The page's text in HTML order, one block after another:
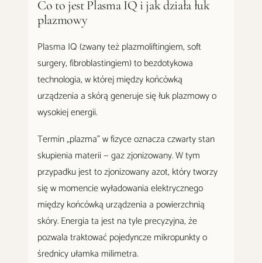
Co to jest Plasma IQ i jak działa łuk
plazmowy
Plasma IQ (zwany też plazmoliftingiem, soft
surgery, fibroblastingiem) to bezdotykowa
technologia, w której między końcówką
urządzenia a skórą generuje się łuk plazmowy o
wysokiej energii.
Termin „plazma" w fizyce oznacza czwarty stan
skupienia materii — gaz zjonizowany. W tym
przypadku jest to zjonizowany azot, który tworzy
się w momencie wyładowania elektrycznego
między końcówką urządzenia a powierzchnią
skóry. Energia ta jest na tyle precyzyjna, że
pozwala traktować pojedyncze mikropunkty o
średnicy ułamka milimetra.